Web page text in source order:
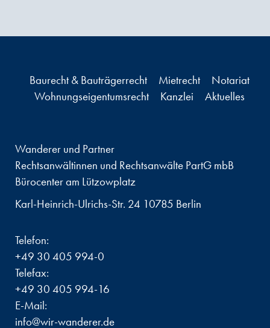
Baurecht & Bauträgerrecht Mietrecht
Notariat
Wohnungseigentumsrecht
Kanzlei Aktuelles
Wanderer und Partner
Rechtsanwältinnen und Rechtsanwälte PartG mbB
Bürocenter am Lützowplatz
Karl-Heinrich-Ulrichs-Str. 24 10785 Berlin
Telefon:
+49 30 405 994-0
Telefax:
+49 30 405 994-16
E-Mail:
info@wir-wanderer.de